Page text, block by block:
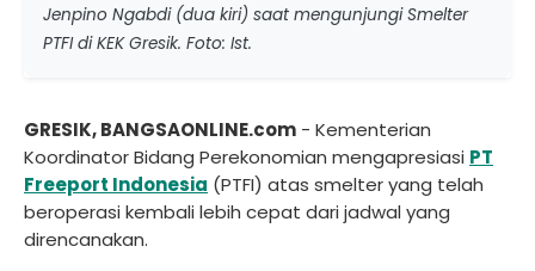
Jenpino Ngabdi (dua kiri) saat mengunjungi Smelter
PTFI di KEK Gresik. Foto: Ist.
GRESIK, BANGSAONLINE.com - Kementerian
Koordinator Bidang Perekonomian mengapresiasi PT
Freeport Indonesia (PTFI) atas smelter yang telah
beroperasi kembali lebih cepat dari jadwal yang
direncanakan.